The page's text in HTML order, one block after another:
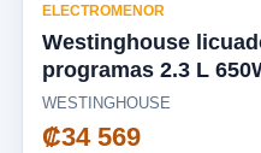
ELECTROMENOR
Westinghouse
programas 2.3 L
WKBEFL601BK
WESTINGHOUSE
₡34 569